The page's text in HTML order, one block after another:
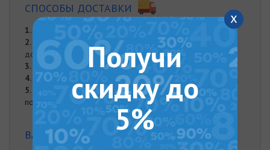
СПОСОБЫ ДОСТАВКИ
1. Заказ до 10000 тыс. грн от 200 грн (заказы до 10 кг).
2.
Товар весом больше 10 кг (бойлеры, котлы и тд) - по
договоренности
3.
Доставка за пределы Киева - по договоренности
4.
Доставка товара до подъезда
5.
Занос товара по договоренности
подробнее
ВАРИАНТЫ ОПЛАТЫ
x
Получи
скидку до
5%